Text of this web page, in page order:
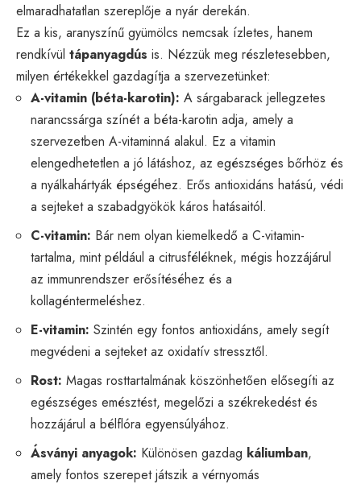
elmaradhatatlan szereplője a nyár derekán.
Ez a kis, aranyszínű gyümölcs nemcsak ízletes, hanem
rendkívül tápanyagdús is. Nézzük meg részletesebben,
milyen értékekkel gazdagítja a szervezetünket:
A-vitamin (béta-karotin): A sárgabarack jellegzetes
narancssárga színét a béta-karotin adja, amely a
szervezetben A-vitaminná alakul. Ez a vitamin
elengedhetetlen a jó látáshoz, az egészséges bőrhöz és
a nyálkahártyák épségéhez. Erős antioxidáns hatású, védi
a sejteket a szabadgyökök káros hatásaitól.
C-vitamin: Bár nem olyan kiemelkedő a C-vitamin-
tartalma, mint például a citrusféléknek, mégis hozzájárul
az immunrendszer erősítéséhez és a
kollagéntermeléshez.
E-vitamin: Szintén egy fontos antioxidáns, amely segít
megvédeni a sejteket az oxidatív stressztől.
Rost: Magas rosttartalmának köszönhetően elősegíti az
egészséges emésztést, megelőzi a székrekedést és
hozzájárul a bélflóra egyensúlyához.
Ásványi anyagok: Különösen gazdag káliumban,
amely fontos szerepet játszik a vérnyomás